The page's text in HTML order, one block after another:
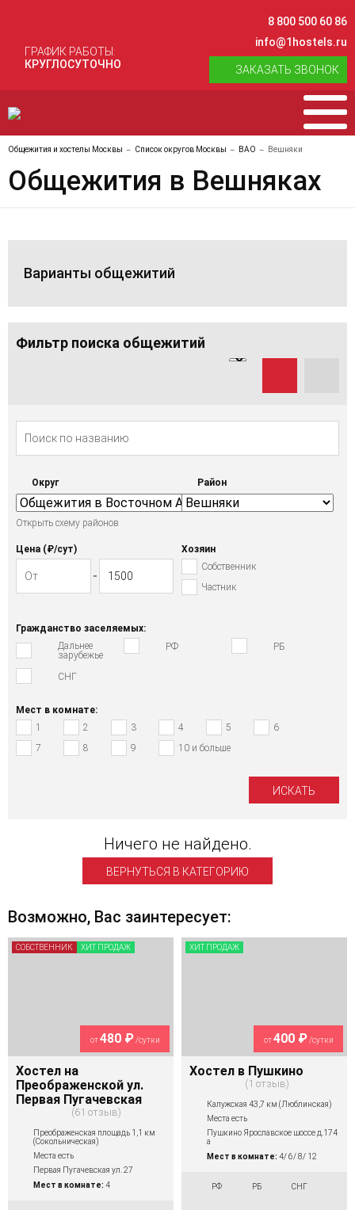
ГРАФИК РАБОТЫ:
КРУГЛОСУТОЧНО
8 800 500 60 86
info@1hostels.ru
ЗАКАЗАТЬ ЗВОНОК
Общежития и хостелы Москвы Список округов Москвы ВАО Вешняки
Общежития в Вешняках
Варианты общежитий
Фильтр поиска общежитий
Округ
Открыть схему районов
Район
Цена (₽/cут)
Хозяин
Собственник
Частник
Гражданство заселяемых:
Дальнее
зарубежье
РФ РБ
СНГ
Мест в комнате:
1
2 3 4 5
6
7
8 9 10 и больше
Ничего не найдено.
ВЕРНУТЬСЯ В КАТЕГОРИЮ
Возможно, Вас заинтересует:
от480 ₽/сутки
Хостел на
Преображенской ул.
Первая Пугачевская
61 отзыв
Преображенская площадь 1,1 км
(Сокольническая)
Места есть
Первая Пугачевская ул. 27
Мест в комнате: 4
СОБСТВЕННИК ХИТ ПРОДАЖ
от400 ₽/сутки
Хостел в Пушкино
1 отзыв
Калужская 43,7 км (Люблинская)
Места есть
Пушкино Ярославское шоссе д.174
а
Мест в комнате: 4/ 6/ 8/ 12
РФ РБ СНГ
ХИТ ПРОДАЖ